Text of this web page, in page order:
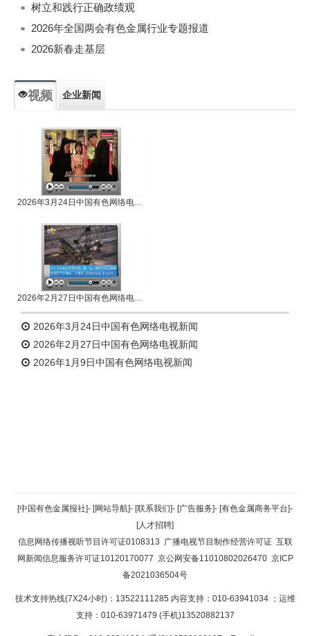
树立和践行正确政绩观
2026年全国两会有色金属行业专题报道
2026新春走基层
视频 企业新闻
2026年3月24日中国有色网络电视新闻
2026年2月27日中国有色网络电视新闻
2026年3月24日中国有色网络电视新闻
2026年2月27日中国有色网络电视新闻
2026年1月9日中国有色网络电视新闻
返回顶部
返回首页
[中国有色金属报社]- [网站导航]- [联系我们]- [广告服务]- [有色金属商务平台]-
[人才招聘]
信息网络传播视听节目许可证0108313 广播电视节目制作经营许可证 互联
网新闻信息服务许可证10120170077 京公网安备11010802026470 京ICP
备2021036504号
技术支持热线(7X24小时)：13522111285 内容支持：010-63941034 ；运维
支持：010-63971479 (手机)13520882137